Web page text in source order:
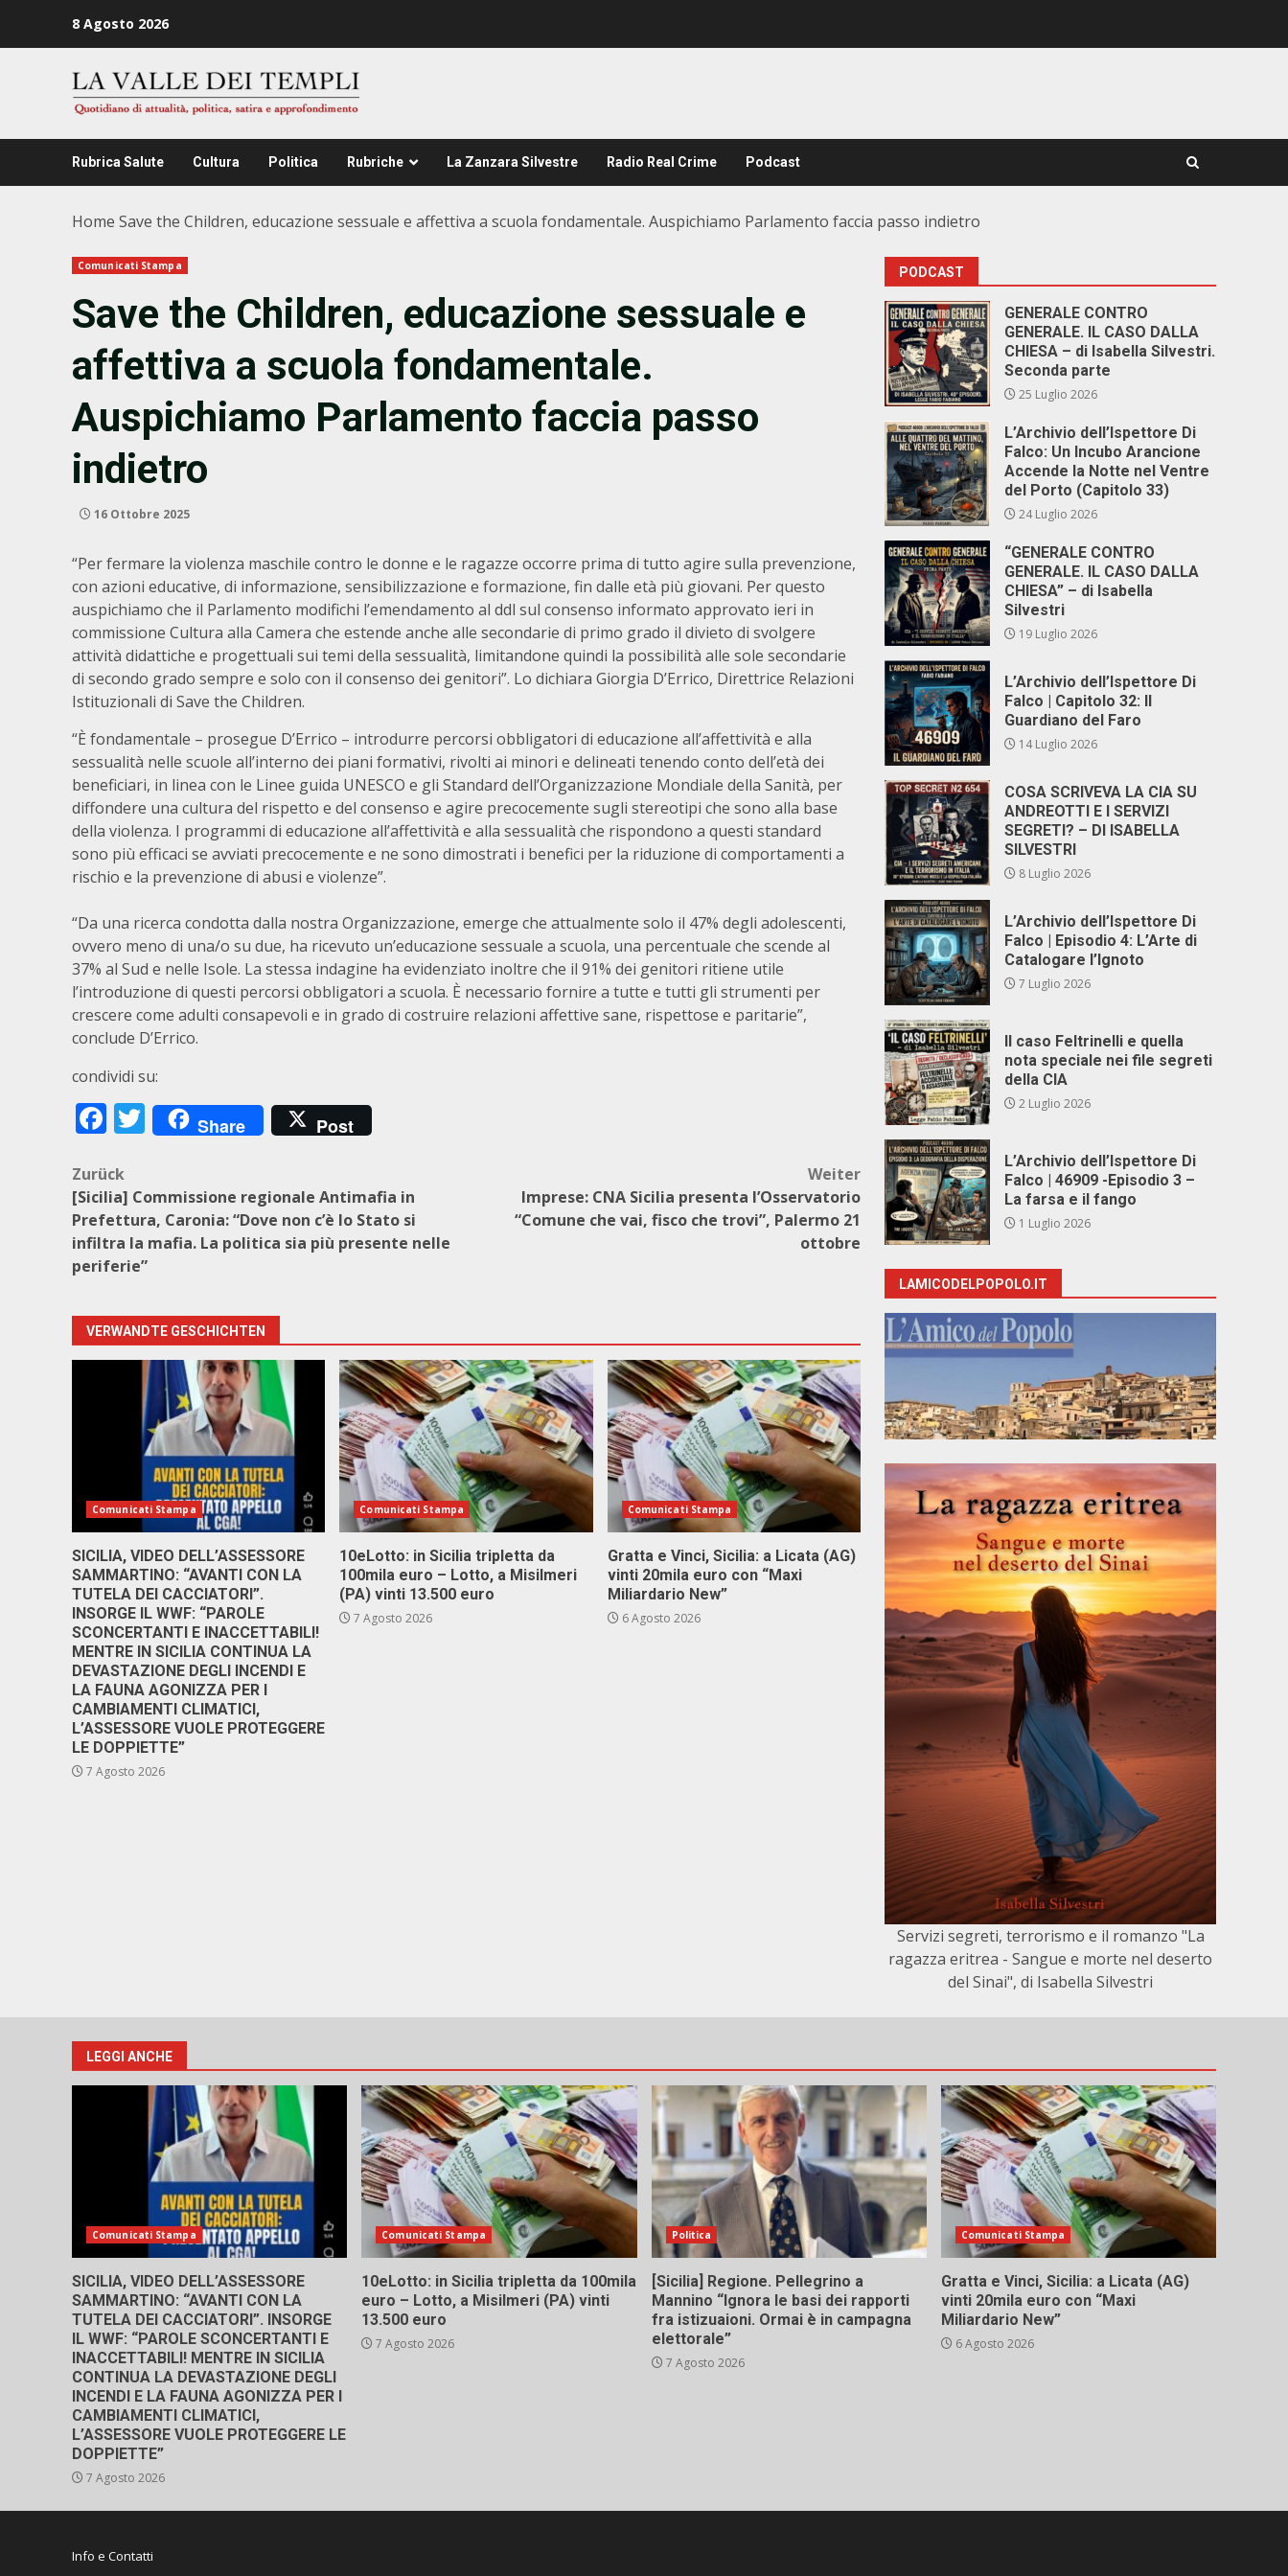
8 Agosto 2026
Rubrica Salute Cultura Politica Rubriche La Zanzara Silvestre Radio Real Crime Podcast
Home Save the Children, educazione sessuale e affettiva a scuola fondamentale. Auspichiamo Parlamento faccia passo indietro
Comunicati Stampa
Save the Children, educazione sessuale e
affettiva a scuola fondamentale.
Auspichiamo Parlamento faccia passo
indietro
16 Ottobre 2025
“Per fermare la violenza maschile contro le donne e le ragazze occorre prima di tutto agire sulla prevenzione,
con azioni educative, di informazione, sensibilizzazione e formazione, fin dalle età più giovani. Per questo
auspichiamo che il Parlamento modifichi l’emendamento al ddl sul consenso informato approvato ieri in
commissione Cultura alla Camera che estende anche alle secondarie di primo grado il divieto di svolgere
attività didattiche e progettuali sui temi della sessualità, limitandone quindi la possibilità alle sole secondarie
di secondo grado sempre e solo con il consenso dei genitori”. Lo dichiara Giorgia D’Errico, Direttrice Relazioni
Istituzionali di Save the Children.
“È fondamentale – prosegue D’Errico – introdurre percorsi obbligatori di educazione all’affettività e alla
sessualità nelle scuole all’interno dei piani formativi, rivolti ai minori e delineati tenendo conto dell’età dei
beneficiari, in linea con le Linee guida UNESCO e gli Standard dell’Organizzazione Mondiale della Sanità, per
diffondere una cultura del rispetto e del consenso e agire precocemente sugli stereotipi che sono alla base
della violenza. I programmi di educazione all’affettività e alla sessualità che rispondono a questi standard
sono più efficaci se avviati precocemente e ne sono dimostrati i benefici per la riduzione di comportamenti a
rischio e la prevenzione di abusi e violenze”.
“Da una ricerca condotta dalla nostra Organizzazione, emerge che attualmente solo il 47% degli adolescenti,
ovvero meno di una/o su due, ha ricevuto un’educazione sessuale a scuola, una percentuale che scende al
37% al Sud e nelle Isole. La stessa indagine ha evidenziato inoltre che il 91% dei genitori ritiene utile
l’introduzione di questi percorsi obbligatori a scuola. È necessario fornire a tutte e tutti gli strumenti per
crescere come adulti consapevoli e in grado di costruire relazioni affettive sane, rispettose e paritarie”,
conclude D’Errico.
condividi su:
Facebook
Twitter
Share Post
Beitragsnavigation
Zurück
[Sicilia] Commissione regionale Antimafia in
Prefettura, Caronia: “Dove non c’è lo Stato si
infiltra la mafia. La politica sia più presente nelle
periferie”
Weiter
Imprese: CNA Sicilia presenta l’Osservatorio
“Comune che vai, fisco che trovi”, Palermo 21
ottobre
VERWANDTE GESCHICHTEN
Comunicati Stampa
SICILIA, VIDEO DELL’ASSESSORE
SAMMARTINO: “AVANTI CON LA
TUTELA DEI CACCIATORI”.
INSORGE IL WWF: “PAROLE
SCONCERTANTI E INACCETTABILI!
MENTRE IN SICILIA CONTINUA LA
DEVASTAZIONE DEGLI INCENDI E
LA FAUNA AGONIZZA PER I
CAMBIAMENTI CLIMATICI,
L’ASSESSORE VUOLE PROTEGGERE
LE DOPPIETTE”
7 Agosto 2026
Comunicati Stampa
10eLotto: in Sicilia tripletta da
100mila euro – Lotto, a Misilmeri
(PA) vinti 13.500 euro
7 Agosto 2026
Comunicati Stampa
Gratta e Vinci, Sicilia: a Licata (AG)
vinti 20mila euro con “Maxi
Miliardario New”
6 Agosto 2026
PODCAST
GENERALE CONTRO
GENERALE. IL CASO DALLA
CHIESA – di Isabella Silvestri.
Seconda parte
25 Luglio 2026
L’Archivio dell’Ispettore Di
Falco: Un Incubo Arancione
Accende la Notte nel Ventre
del Porto (Capitolo 33)
24 Luglio 2026
“GENERALE CONTRO
GENERALE. IL CASO DALLA
CHIESA” – di Isabella
Silvestri
19 Luglio 2026
L’Archivio dell’Ispettore Di
Falco | Capitolo 32: Il
Guardiano del Faro
14 Luglio 2026
COSA SCRIVEVA LA CIA SU
ANDREOTTI E I SERVIZI
SEGRETI? – DI ISABELLA
SILVESTRI
8 Luglio 2026
L’Archivio dell’Ispettore Di
Falco | Episodio 4: L’Arte di
Catalogare l’Ignoto
7 Luglio 2026
Il caso Feltrinelli e quella
nota speciale nei file segreti
della CIA
2 Luglio 2026
L’Archivio dell’Ispettore Di
Falco | 46909 -Episodio 3 –
La farsa e il fango
1 Luglio 2026
LAMICODELPOPOLO.IT
Servizi segreti, terrorismo e il romanzo "La
ragazza eritrea - Sangue e morte nel deserto
del Sinai", di Isabella Silvestri
LEGGI ANCHE
Comunicati Stampa
SICILIA, VIDEO DELL’ASSESSORE
SAMMARTINO: “AVANTI CON LA
TUTELA DEI CACCIATORI”. INSORGE
IL WWF: “PAROLE SCONCERTANTI E
INACCETTABILI! MENTRE IN SICILIA
CONTINUA LA DEVASTAZIONE DEGLI
INCENDI E LA FAUNA AGONIZZA PER I
CAMBIAMENTI CLIMATICI,
L’ASSESSORE VUOLE PROTEGGERE LE
DOPPIETTE”
7 Agosto 2026
Comunicati Stampa
10eLotto: in Sicilia tripletta da 100mila
euro – Lotto, a Misilmeri (PA) vinti
13.500 euro
7 Agosto 2026
Politica
[Sicilia] Regione. Pellegrino a
Mannino “Ignora le basi dei rapporti
fra istizuaioni. Ormai è in campagna
elettorale”
7 Agosto 2026
Comunicati Stampa
Gratta e Vinci, Sicilia: a Licata (AG)
vinti 20mila euro con “Maxi
Miliardario New”
6 Agosto 2026
Info e Contatti